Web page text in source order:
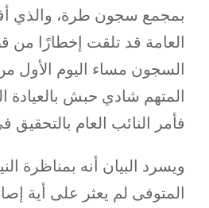
بمجمع سجون طرة، والذي
العامة قد تلقت إخطارًا
السجون مساء اليوم الأول
المتهم شادي حبش بالعيادة
فأمر النائب العام بالتحقيق
ويسرد البيان أنه بمناظرة
المتوفى لم يعثر على أية